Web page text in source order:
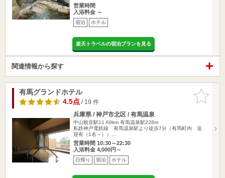
営業時間
入浴料金 ～
宿泊 ホテル
楽天トラベルの宿泊プランを見る
関連情報から探す
お気に入
りに追加
有馬グランドホテル
4.5点/ 19 件
兵庫県 / 神戸市北区 / 有馬温泉
中山観音駅11.69km 有馬温泉駅228m
私鉄神戸電鉄線 有馬温泉駅より徒歩7分（有馬町内 送
迎有（1名～））…
営業時間 10:30～22:30
入浴料金 4,000円～
日帰り 宿泊 ホテル